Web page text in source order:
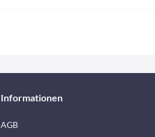
Informationen
AGB